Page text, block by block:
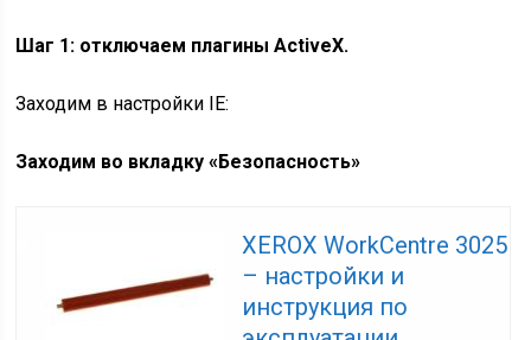
Шаг 1: отключаем плагины ActiveX.
Заходим в настройки IE:
Заходим во вкладку «Безопасность»
XEROX WorkCentre 3025
– настройки и
инструкция по